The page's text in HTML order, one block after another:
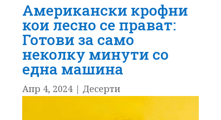
Американски крофни
кои лесно се прават:
Готови за само
неколку минути со
една машина
Апр 4, 2024| Десерти